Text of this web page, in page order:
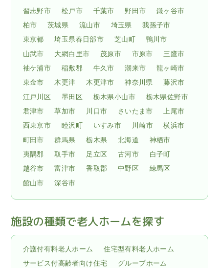
習志野市
松戸市 千葉市 野田市
鎌ヶ谷市
柏市
茨城県 流山市 埼玉県
我孫子市
東京都
埼玉県春日部市 芝山町
鴨川市
山武市
大網白里市 茂原市 市原市
三鷹市
袖ケ浦市
稲敷郡 牛久市 潮来市
龍ヶ崎市
東金市
木更津 木更津市 神奈川県
藤沢市
江戸川区
墨田区 栃木県小山市
栃木県佐野市
君津市
草加市 川口市 さいたま市
上尾市
西東京市
睦沢町 いすみ市 川崎市
横浜市
町田市
群馬県 栃木県 北海道
神栖市
夷隅郡
取手市 足立区 古河市
白子町
越谷市
富津市 香取郡 中野区
練馬区
館山市
深谷市
施設の種類で老人ホームを探す
介護付有料老人ホーム
住宅型有料老人ホーム
サービス付高齢者向け住宅
グループホーム